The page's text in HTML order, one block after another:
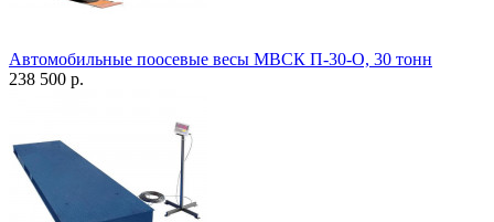
Автомобильные поосевые весы МВСК П-30-О, 30 тонн
238 500 р.